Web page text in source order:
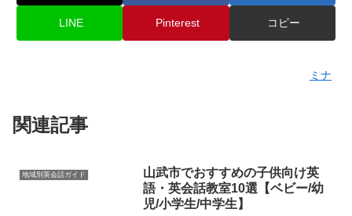
LINE Pinterest コピー
ミナ
関連記事
地域別英会話ガイド
山武市でおすすめの子供向け英
語・英会話教室10選【ベビー/幼
児/小学生/中学生】